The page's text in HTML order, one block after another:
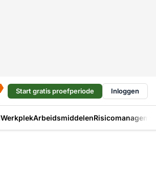
Start gratis proefperiode Inloggen
WerkplekArbeidsmiddelen